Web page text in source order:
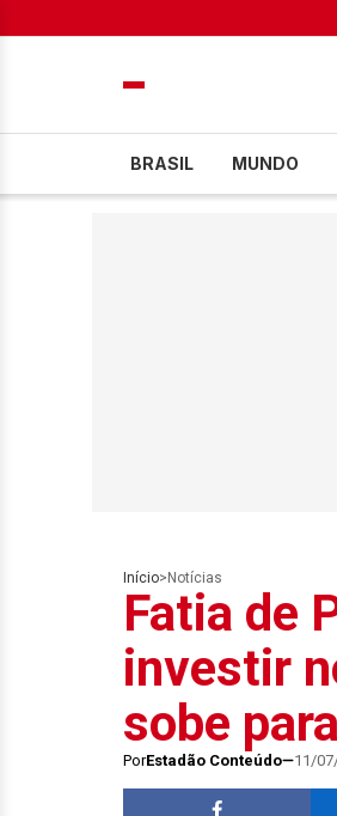
BRASIL MUNDO
Início> Notícias
Fatia de
investir
sobe
PorEstadão Conteúdo 11/